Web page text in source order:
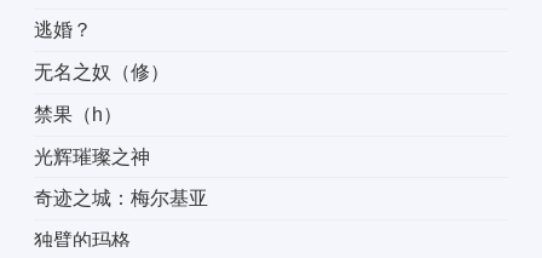
逃婚？
无名之奴（修）
禁果（h）
光辉璀璨之神
奇迹之城：梅尔基亚
独臂的玛格